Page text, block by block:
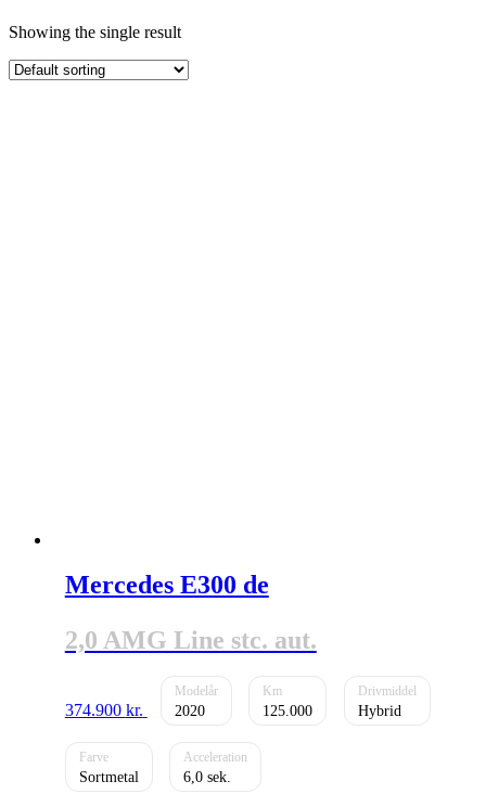
Showing the single result
Mercedes E300 de
2,0 AMG Line stc. aut.
374.900 kr. 2020 125.000 Hybrid
Sortmetal 6,0